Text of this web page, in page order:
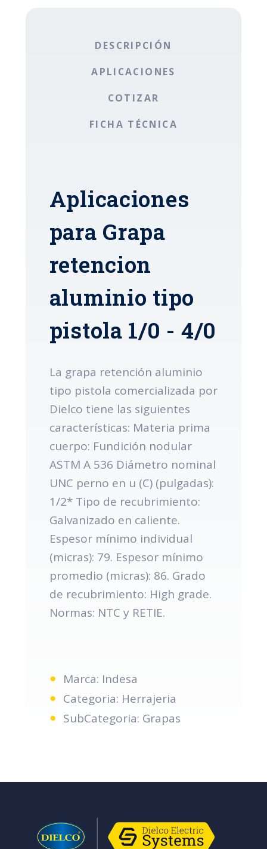
DESCRIPCIÓN
APLICACIONES
COTIZAR
FICHA TÉCNICA
Aplicaciones
para Grapa
retencion
aluminio tipo
pistola 1/0 - 4/0
La grapa retención aluminio
tipo pistola comercializada por
Dielco tiene las siguientes
características: Materia prima
cuerpo: Fundición nodular
ASTM A 536 Diámetro nominal
UNC perno en u (C) (pulgadas):
1/2* Tipo de recubrimiento:
Galvanizado en caliente.
Espesor mínimo individual
(micras): 79. Espesor mínimo
promedio (micras): 86. Grado
de recubrimiento: High grade.
Normas: NTC y RETIE.
Marca: Indesa
Categoria: Herrajeria
SubCategoria: Grapas